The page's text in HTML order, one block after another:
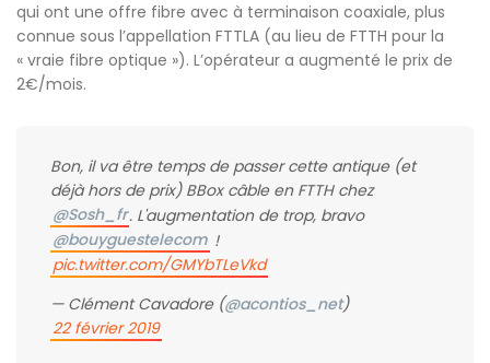
qui ont une offre fibre avec à terminaison coaxiale, plus
connue sous l’appellation FTTLA (au lieu de FTTH pour la
« vraie fibre optique »). L’opérateur a augmenté le prix de
2€/mois.
Bon, il va être temps de passer cette antique (et
déjà hors de prix) BBox câble en FTTH chez
@Sosh_fr. L'augmentation de trop, bravo
@bouyguestelecom !
pic.twitter.com/GMYbTLeVkd
— Clément Cavadore (@acontios_net)
22 février 2019